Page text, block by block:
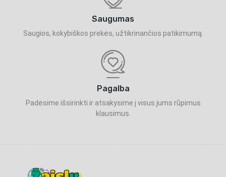
Saugumas
Saugios, kokybiškos prekės, užtikrinančios patikimumą.
Pagalba
Padėsime išsirinkti ir atsakysime į visus jums rūpimus
klausimus.